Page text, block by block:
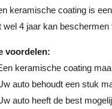
keramische coating is
wel 4 jaar kan beschermen
voordelen:
keramische coating
auto behoudt een stuk
auto heeft de best